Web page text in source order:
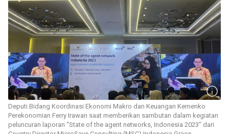
Deputi Bidang Koordinasi Ekonomi Makro dan Keuangan Kemenko
Perekonomian Ferry Irawan saat memberikan sambutan dalam kegiatan
peluncuran laporan “State of the agent networks, Indonesia 2023” dari